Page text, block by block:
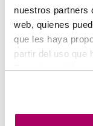
nuestros partners
web, quienes
que les haya
partir del uso que
En este sentido
garantiza un
registrar tus
Dispositif de